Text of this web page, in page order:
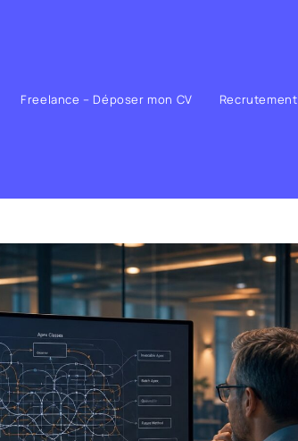
Freelance – Déposer mon CV Recrutement